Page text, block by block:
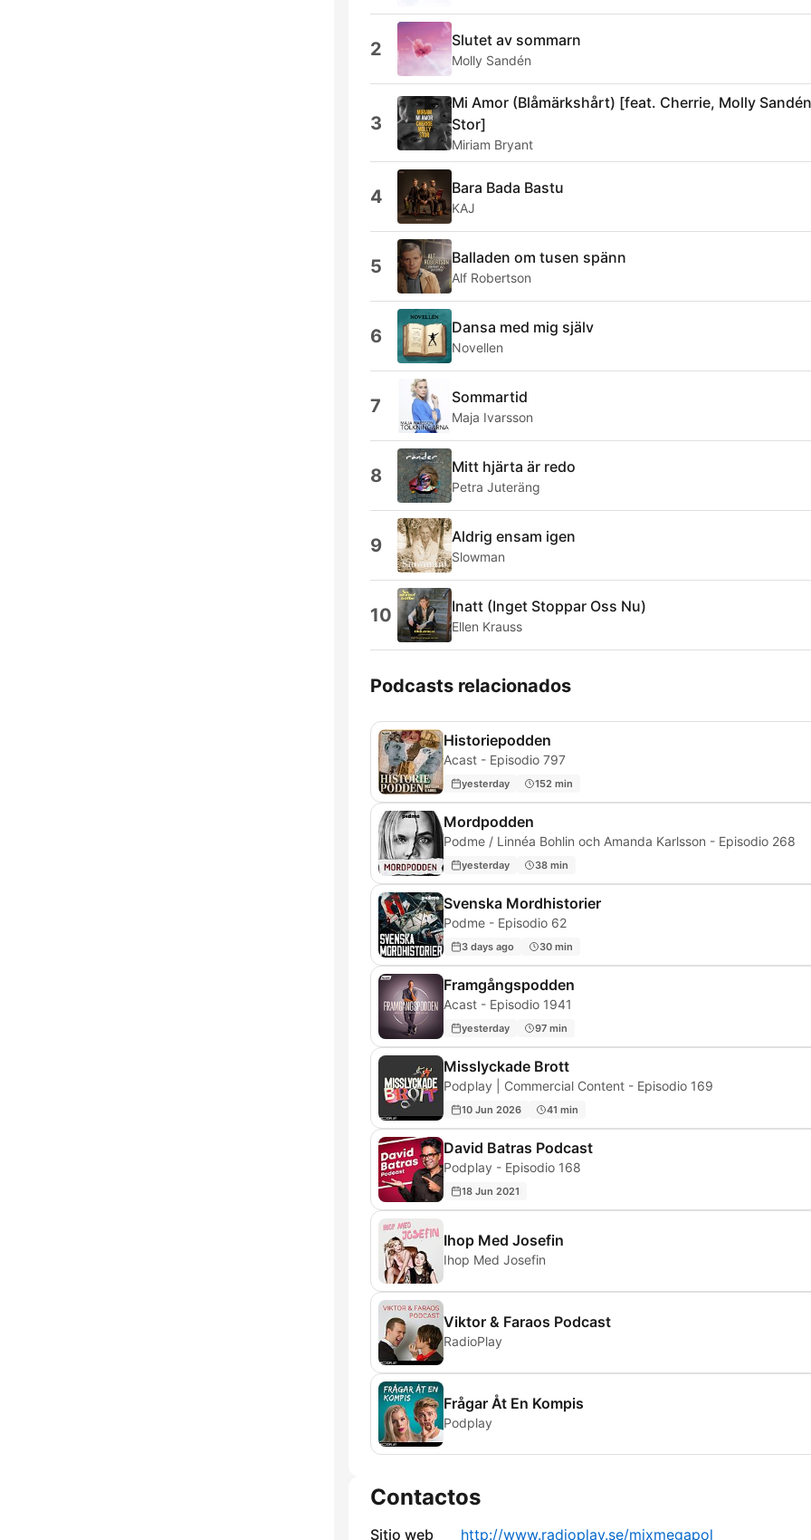
2 Slutet av sommarn
Molly Sandén
3
Mi Amor (Blåmärkshårt) [feat. Cherrie, Molly
Stor]
Miriam Bryant
4 Bara Bada Bastu
KAJ
5 Balladen om tusen spänn
Alf Robertson
6 Dansa med mig själv
Novellen
7 Sommartid
Maja Ivarsson
8 Mitt hjärta är redo
Petra Juteräng
9 Aldrig ensam igen
Slowman
10 Inatt (Inget Stoppar Oss Nu)
Ellen Krauss
Podcasts relacionados
Historiepodden
Acast - Episodio 797
yesterday 152 min
Mordpodden
Podme / Linnéa Bohlin och Amanda Karlsson - Episodio 268
yesterday 38 min
Svenska Mordhistorier
Podme - Episodio 62
3 days ago 30 min
Framgångspodden
Acast - Episodio 1941
yesterday 97 min
Misslyckade Brott
Podplay | Commercial Content - Episodio 169
10 Jun 2026 41 min
David Batras Podcast
Podplay - Episodio 168
18 Jun 2021
Ihop Med Josefin
Ihop Med Josefin
Viktor & Faraos Podcast
RadioPlay
Frågar Åt En Kompis
Podplay
Contactos
Sitio web http://www.radioplay.se/mixmegapol